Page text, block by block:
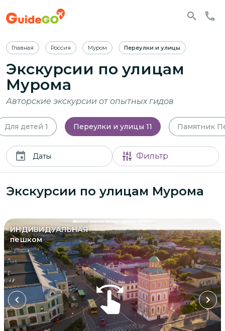
Главная Россия Муром Переулки и улицы
Экскурсии по улицам
Мурома
Авторские экскурсии от опытных гидов
Для детей 1 Переулки и улицы 11 Памятник
Даты Фильтр
Экскурсии по улицам Мурома
ИНДИВИДУАЛЬНАЯ
пешком